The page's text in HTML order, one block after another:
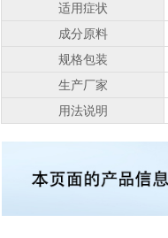
适用症状
成分原料
规格包装
生产厂家
用法说明